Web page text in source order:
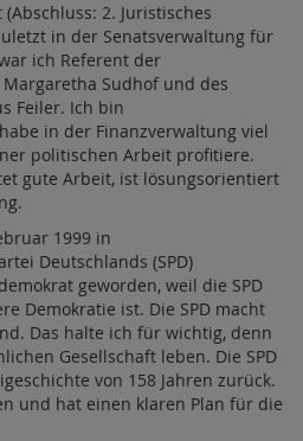
2. Juristisches
in der Senatsverwaltung für
ich Referent der
Sudhof und des
Feiler. Ich bin
in der Finanzverwaltung viel
politischen Arbeit profitiere.
gute Arbeit, ist lösungsorientiert
1999 in
Deutschlands (SPD)
geworden, weil die SPD
Demokratie ist. Die SPD macht
Das halte ich für wichtig, denn
Gesellschaft leben. Die SPD
von 158 Jahren zurück.
und hat einen klaren Plan für die